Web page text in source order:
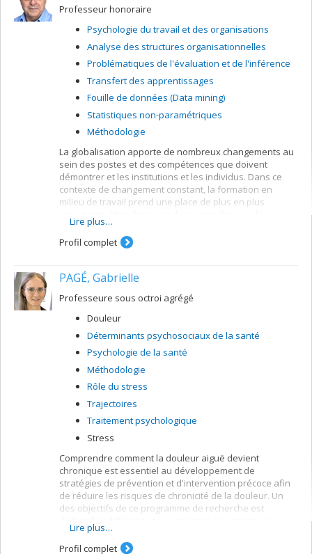
dernier type de recherches est lié à l'intervention
auprès des enfants exposés à la violence conjugale.
Professeur honoraire
Psychologie du travail et des organisations
Analyse des structures organisationnelles
Problématiques de l'évaluation et de l'inférence
Transfert des apprentissages
Fouille de données (Data mining)
Statistiques non-paramétriques
Méthodologie
La globalisation apporte de nombreux changements au
sein des postes et des compétences que doivent
démontrer et les institutions et les individus. Dans ce
contexte de changement constant, la formation en
milieu de travail prend une place de plus en plus
programmes de formation ne mènent pas toujours à
des changements de comportements concrets au
travail. Le programme de recherche est orienté autour
apprentissages'. A partir de théories et de modèles
les paramètres qui influencent et accroissent le
transfert des apprentissages. Les recherches
et impliquent des collectes de données longitudinales
de nature descriptives ou causales. Les méthodologies
de recherches sont parfois expérimentales, parfois
descriptives et exigent invariablement l'utilisation de
méthodologies et de techniques d'analyses statistiques
sophistiqués.
Lire plus…
Profil complet
PAGÉ, Gabrielle
Professeure sous octroi agrégé
Douleur
Déterminants psychosociaux de la santé
Psychologie de la santé
Méthodologie
Rôle du stress
Trajectoires
Traitement psychologique
Stress
Comprendre comment la douleur aiguë devient
chronique est essentiel au développement de
stratégies de prévention et d'intervention précoce afin
de réduire les risques de chronicité de la douleur. Un
des objectifs de ce programme de recherche est
partagent des trajectoires similaires de douleur et
d'identifier les facteurs de risque pour des trajectoires
Lire plus…
Profil complet